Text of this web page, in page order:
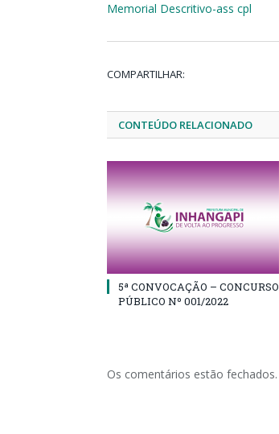
Memorial Descritivo-ass cpl
COMPARTILHAR:
CONTEÚDO RELACIONADO
5ª CONVOCAÇÃO – CONCURSO
PÚBLICO Nº 001/2022
Os comentários estão fechados.